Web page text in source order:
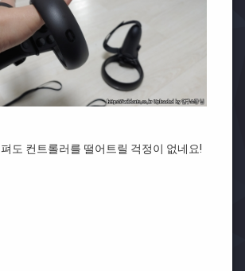
도 컨트롤러를 떨어트릴 걱정이 없네요!